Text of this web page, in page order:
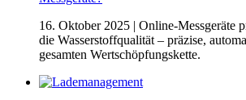
16. Oktober 2025 | Online-Messgeräte
die Wasserstoffqualität – präzise,
gesamten Wertschöpfungskette.